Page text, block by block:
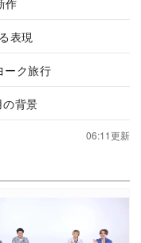
表現
ーク旅行
背景
06:11更新